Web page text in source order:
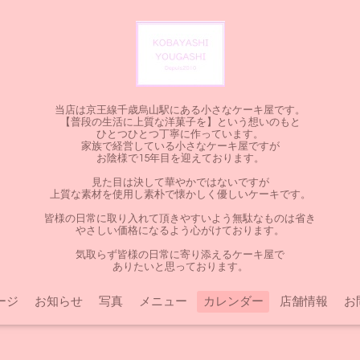
当店は京王線千歳烏山駅にある小さなケーキ屋です。
【普段の生活に上質な洋菓子を】という想いのもと
ひとつひとつ丁寧に作っています。
家族で経営している小さなケーキ屋ですが
お陰様で15年目を迎えております。
見た目は決して華やかではないですが
上質な素材を使用し素朴で懐かしく優しいケーキです。
皆様の日常に取り入れて頂きやすいよう無駄なものは省き
やさしい価格になるよう心がけております。
気取らず皆様の日常に寄り添えるケーキ屋で
ありたいと思っております。
ジ お知らせ 写真 メニュー カレンダー 店舗情報 お